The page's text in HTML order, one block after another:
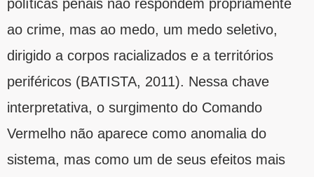
políticas penais não respondem propriamente
ao crime, mas ao medo, um medo seletivo,
dirigido a corpos racializados e a territórios
periféricos (BATISTA, 2011). Nessa chave
interpretativa, o surgimento do Comando
Vermelho não aparece como anomalia do
sistema, mas como um de seus efeitos mais